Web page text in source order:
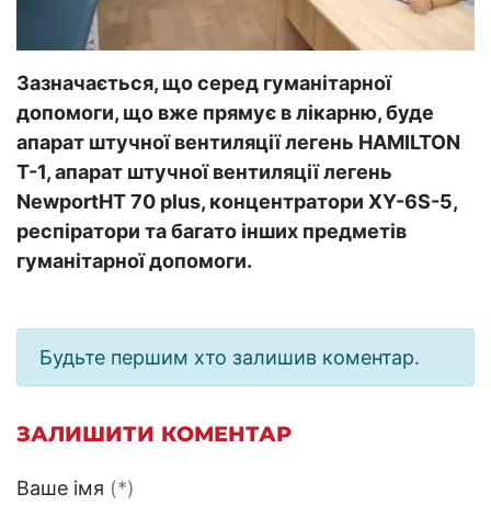
Зазначається, що серед гуманітарної
допомоги, що вже прямує в лікарню, буде
апарат штучної вентиляції легень HAMILTON
Т-1, апарат штучної вентиляції легень
NewportHT 70 plus, концентратори XY-6S-5,
респіратори та багато інших предметів
гуманітарної допомоги.
Будьте першим хто залишив коментар.
ЗАЛИШИТИ КОМЕНТАР
Ваше імя (*)